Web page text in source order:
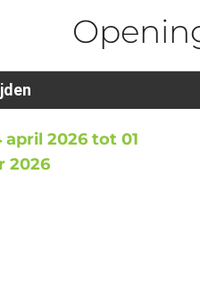
april 2026 tot 01
2026